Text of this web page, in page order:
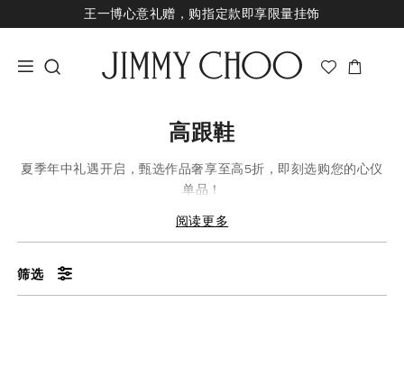
王一博心意礼赠，购指定款即享限量挂饰
新品上市，尊享至高24期免息
王一博心意礼赠，购指定款即享限量挂饰
高跟鞋
夏季年中礼遇开启，甄选作品奢享至高5折，即刻选购您的心仪
单品！
阅读更多
筛选